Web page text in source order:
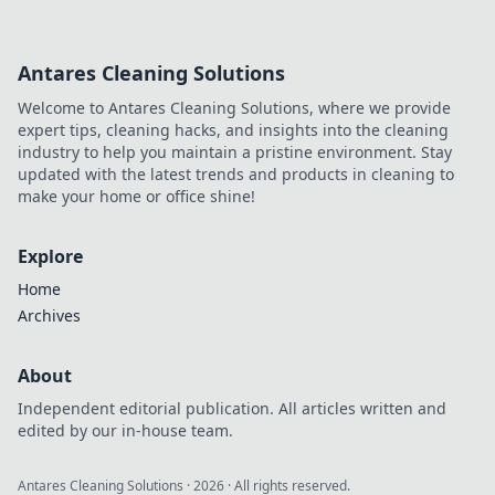
Antares Cleaning Solutions
Welcome to Antares Cleaning Solutions, where we provide
expert tips, cleaning hacks, and insights into the cleaning
industry to help you maintain a pristine environment. Stay
updated with the latest trends and products in cleaning to
make your home or office shine!
Explore
Home
Archives
About
Independent editorial publication. All articles written and
edited by our in-house team.
Antares Cleaning Solutions ·2026 · All rights reserved.